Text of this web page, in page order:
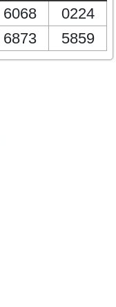
6068
0224
6873 5859